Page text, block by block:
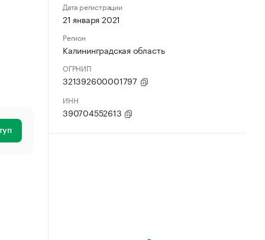
Дата регистрации
21 января 2021
Регион
Калининградская область
ОГРНИП
321392600001797
ИНН
390704552613